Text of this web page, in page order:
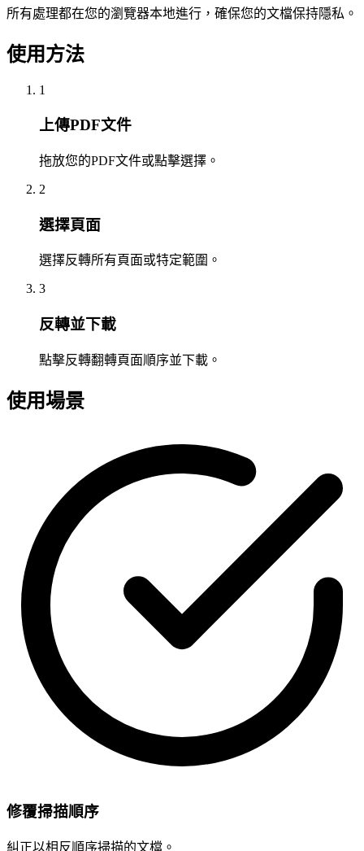
所有處理都在您的瀏覽器本地進行，確保您的文檔保持隱私。
使用方法
1
上傳PDF文件
拖放您的PDF文件或點擊選擇。
2
選擇頁面
選擇反轉所有頁面或特定範圍。
3
反轉並下載
點擊反轉翻轉頁面順序並下載。
使用場景
修覆掃描順序
糾正以相反順序掃描的文檔。